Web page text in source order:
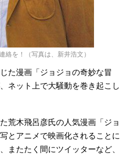
を！（写真は、新井浩文）
た漫画「ジョジョの奇妙な冒
ネット上で大騒動を巻き起こし
荒木飛呂彦氏の人気漫画「ジョ
とアニメで映画化されることに
またたく間にツイッターなど、